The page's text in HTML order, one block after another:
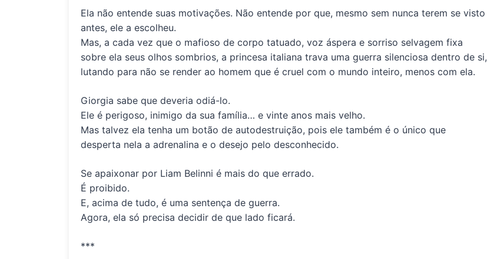
Ela não entende suas motivações. Não entende por que, mesmo sem nunca terem se visto
antes, ele a escolheu.
Mas, a cada vez que o mafioso de corpo tatuado, voz áspera e sorriso selvagem fixa
sobre ela seus olhos sombrios, a princesa italiana trava uma guerra silenciosa dentro de si,
lutando para não se render ao homem que é cruel com o mundo inteiro, menos com ela.
Giorgia sabe que deveria odiá-lo.
Ele é perigoso, inimigo da sua família… e vinte anos mais velho.
Mas talvez ela tenha um botão de autodestruição, pois ele também é o único que
desperta nela a adrenalina e o desejo pelo desconhecido.
Se apaixonar por Liam Belinni é mais do que errado.
É proibido.
E, acima de tudo, é uma sentença de guerra.
Agora, ela só precisa decidir de que lado ficará.
***